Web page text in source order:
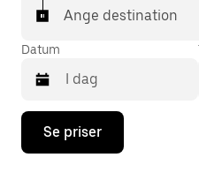
Ange destination
Datum
Tryck
nedåtpilen
Se priser